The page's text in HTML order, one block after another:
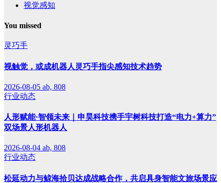
视觉感知
You missed
灵巧手
视触觉，或成机器人灵巧手指尖感知技术趋势
2026-08-05 ab, 808
行业动态
人形赋能·智领未来｜申昊科技携手宇树科技打造“电力+算力”
双场景人形机器人
2026-08-04 ab, 808
行业动态
松延动力与鲸海拾贝达成战略合作，共启具身智能文旅场景应